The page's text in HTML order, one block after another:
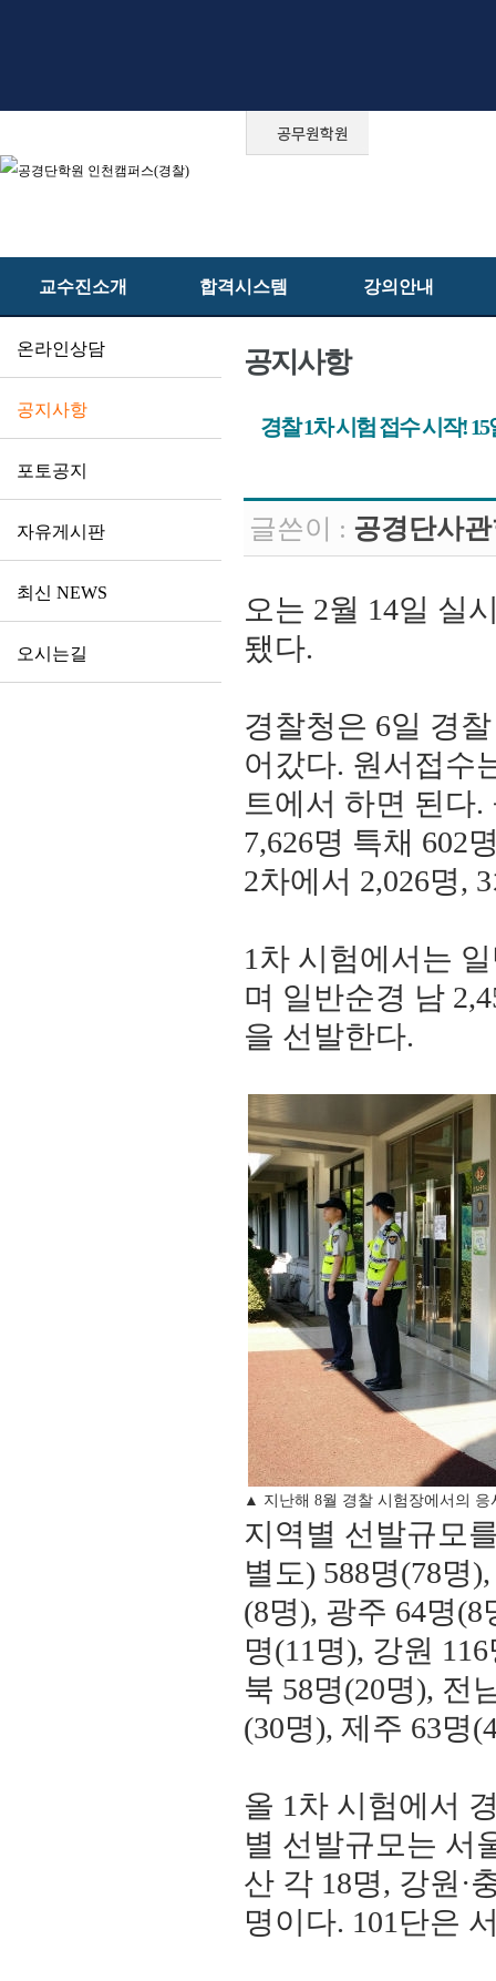
교수진소개 합격시스템 강의안내
온라인상담
공지사항
포토공지
자유게시판
최신 NEWS
오시는길
공지사항
경찰 1차 시험 접수 시작!
글쓴이 : 공경단사
오는 2월 14일 실
됐다.
경찰청은 6일 경
어갔다. 원서접수
트에서 하면 된다
7,626명 특채 602
2차에서 2,026명,
1차 시험에서는
며 일반순경 남
을 선발한다.
▲ 지난해 8월 경찰 시험장에서의
지역별 선발규모
별도) 588명(78명
(8명), 광주 64명(8
명(11명), 강원
북 58명(20명), 전
(30명), 제주 63명
올 1차 시험에서
별 선발규모는 서
산 각 18명, 강원·
명이다. 101단은